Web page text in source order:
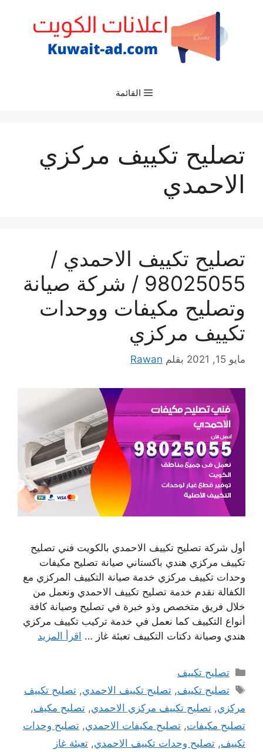
القائمة
تصليح تكييف مركزي
الاحمدي
تصليح تكييف الاحمدي /
98025055 / شركة صيانة
وتصليح مكيفات ووحدات
تكييف مركزي
مايو 15, 2021 بقلم Rawan
أول شركة تصليح تكييف الاحمدي بالكويت فني تصليح
تكييف مركزي هندي باكستاني صيانة تصليح مكيفات
وحدات تكييف مركزي خدمة صيانة التكييف المركزي مع
الكفالة نقدم خدمة تصليح تكييف الاحمدي ونعمل من
خلال فريق متخصص وذو خبرة في تصليح وصيانة كافة
أنواع التكييف كما نعمل في خدمة تركيب تكييف مركزي
هندي وصيانة دكتات التكييف تعبئة غاز … اقرأ المزيد
التصنيفات
تصليح تكييف
الوسوم
تصليح تكييف,تصليح تكييف الاحمدي,تصليح تكييف
مركزي, تصليح تكييف مركزي الاحمدي, تصليح مكيف,
تصليح مكيفات, تصليح مكيفات الاحمدي, تصليح وحدات
تكييف, تصليح وحدات تكييف الاحمدي, تعبئة غاز